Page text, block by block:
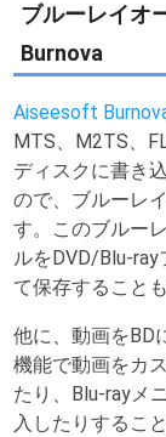
ブルーレイオ
Burnova
Aiseesoft
MTS、M2TS、
ディスクに書き
ので、ブルーレ
す。このブルー
ルをDVD/Blu-
て保存すること
他に、動画をBD
機能で動画をカ
たり、Blu-rayメ
入したりするこ